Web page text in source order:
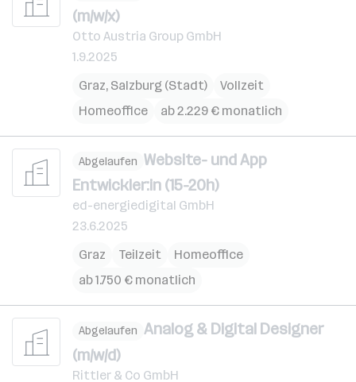
(m/w/x)
Otto Austria Group GmbH
1.9.2025
Graz, Salzburg (Stadt)
Vollzeit
Homeoffice
ab 2.229 € monatlich
Abgelaufen Website- und App
Entwickler:in (15-20h)
ed-energiedigital GmbH
23.6.2025
Graz
Teilzeit
Homeoffice
ab 1.750 € monatlich
Abgelaufen Analog & Digital Designer
(m/w/d)
Rittler & Co GmbH